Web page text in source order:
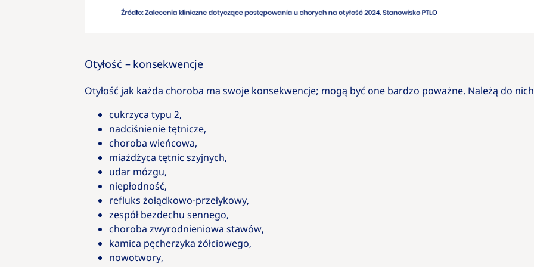
Otyłość – konsekwencje
Otyłość jak każda choroba ma swoje konsekwencje; mogą być one bardzo poważne. Należą do
cukrzyca typu 2,
nadciśnienie tętnicze,
choroba wieńcowa,
miażdżyca tętnic szyjnych,
udar mózgu,
niepłodność,
refluks żołądkowo-przełykowy,
zespół bezdechu sennego,
choroba zwyrodnieniowa stawów,
kamica pęcherzyka żółciowego,
nowotwory,